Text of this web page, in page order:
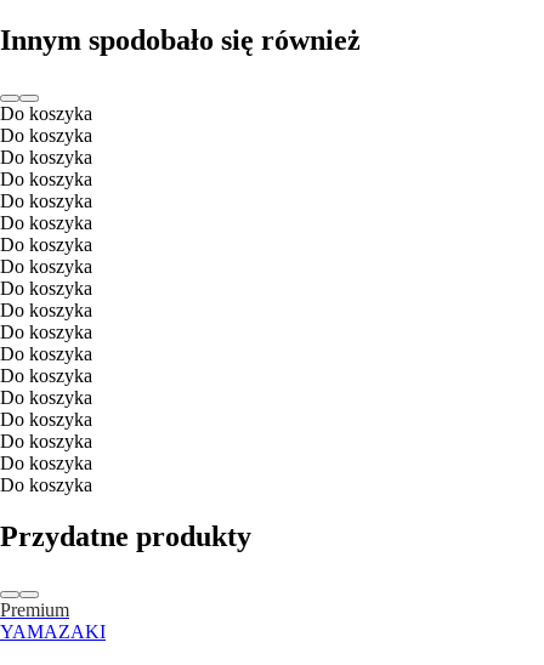
Innym spodobało się również
Do koszyka
Do koszyka
Do koszyka
Do koszyka
Do koszyka
Do koszyka
Do koszyka
Do koszyka
Do koszyka
Do koszyka
Do koszyka
Do koszyka
Do koszyka
Do koszyka
Do koszyka
Do koszyka
Do koszyka
Do koszyka
Przydatne produkty
Premium
YAMAZAKI